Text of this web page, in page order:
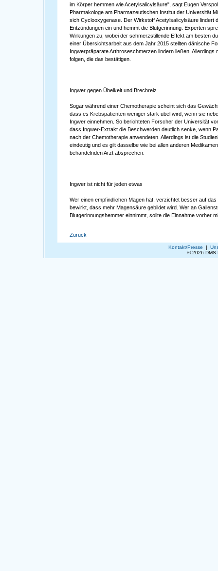
im Körper hemmen wie Acetylsalicylsäure", sagt Eugen
Pharmakologe am Pharmazeutischen Institut der Universität
sich Cyclooxygenase. Der Wirkstoff Acetylsalicylsäure lindert
Entzündungen ein und hemmt die Blutgerinnung. Experten
Wirkungen zu, wobei der schmerzstillende Effekt am besten
einer Übersichtsarbeit aus dem Jahr 2015 stellten dänische
Ingwerpräparate Arthroseschmerzen lindern ließen. Allerdings
folgen, die das bestätigen.
Ingwer gegen Übelkeit und Brechreiz
Sogar während einer Chemotherapie scheint sich das
dass es Krebspatienten weniger stark übel wird, wenn sie
Ingwer einnehmen. So berichteten Forscher der Universität
dass Ingwer-Extrakt die Beschwerden deutlich senke, wenn
nach der Chemotherapie anwendeten. Allerdings ist die
eindeutig und es gilt dasselbe wie bei allen anderen
behandelnden Arzt absprechen.
Ingwer ist nicht für jeden etwas
Wer einen empfindlichen Magen hat, verzichtet besser auf
bewirkt, dass mehr Magensäure gebildet wird. Wer an
Blutgerinnungshemmer einnimmt, sollte die Einnahme vorher
Zurück
Kontakt/Presse |
© 2026 DMS